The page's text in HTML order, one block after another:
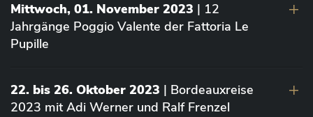
Mittwoch, 01. November 2023 | 12
Jahrgänge Poggio Valente der Fattoria Le
Pupille
22. bis 26. Oktober 2023 | Bordeauxreise
2023 mit Adi Werner und Ralf Frenzel